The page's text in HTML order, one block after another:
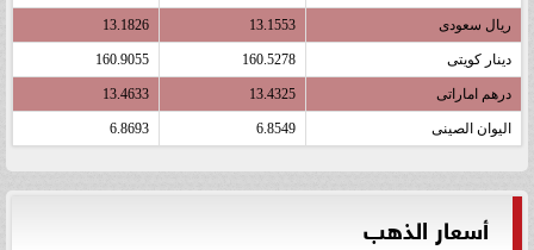
ريال سعودى 13.1553
13.1826
دينار كويتى 160.5278
160.9055
درهم اماراتى 13.4325
13.4633
اليوان الصينى 6.8549
6.8693
أسعار الذهب